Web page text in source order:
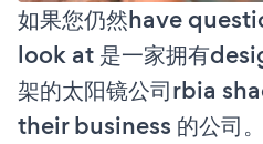
如果您仍然have
look at 是一家拥有
架的太阳镜公司rbia
their business 的公司。